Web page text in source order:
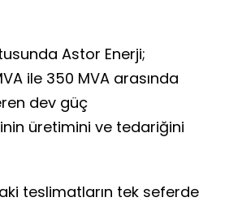
Astor Enerji;
ile 350 MVA arasında
dev güç
üretimini ve tedariğini
teslimatların tek seferde